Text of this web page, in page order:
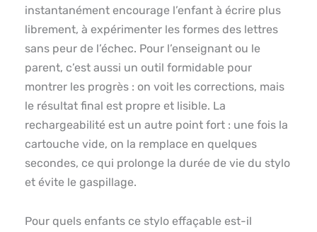
instantanément encourage l’enfant à écrire plus
librement, à expérimenter les formes des lettres
sans peur de l’échec. Pour l’enseignant ou le
parent, c’est aussi un outil formidable pour
montrer les progrès : on voit les corrections, mais
le résultat final est propre et lisible. La
rechargeabilité est un autre point fort : une fois la
cartouche vide, on la remplace en quelques
secondes, ce qui prolonge la durée de vie du stylo
et évite le gaspillage.
Pour quels enfants ce stylo effaçable est-il